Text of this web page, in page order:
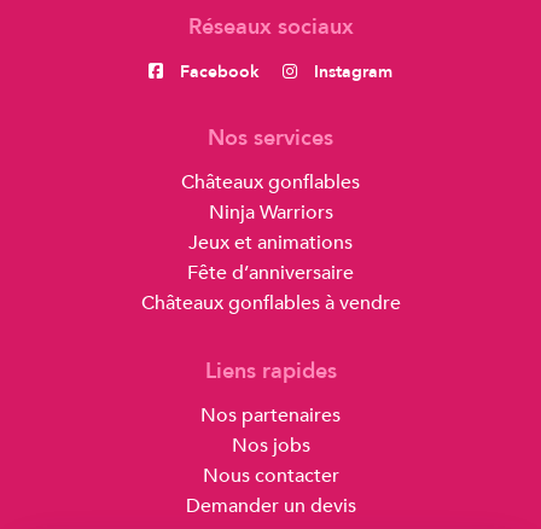
Réseaux sociaux
Facebook Instagram
Nos services
Châteaux gonflables
Ninja Warriors
Jeux et animations
Fête d’anniversaire
Châteaux gonflables à vendre
Liens rapides
Nos partenaires
Nos jobs
Nous contacter
Demander un devis